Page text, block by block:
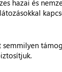
hazai és